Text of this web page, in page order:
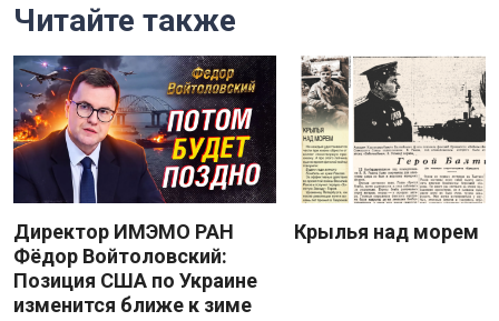
Читайте также
Директор ИМЭМО РАН
Фёдор Войтоловский:
Позиция США по Украине
изменится ближе к зиме
Крылья над морем